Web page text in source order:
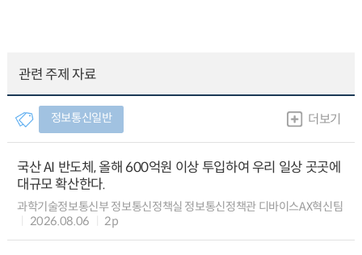
관련 주제 자료
정보통신일반 더보기
국산 AI 반도체, 올해 600억원 이상 투입하여 우리 일상 곳곳에
대규모 확산한다.
과학기술정보통신부 정보통신정책실 정보통신정책관 디바이스AX혁신팀
2026.08.06
2p